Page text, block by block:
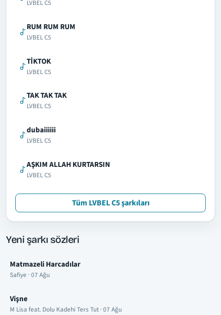
LVBEL C5
RUM RUM RUM
LVBEL C5
TİKTOK
LVBEL C5
TAK TAK TAK
LVBEL C5
dubaiiiiii
LVBEL C5
AŞKIM ALLAH KURTARSIN
LVBEL C5
Tüm LVBEL C5 şarkıları
Yeni şarkı sözleri
Matmazeli Harcadılar
Safiye · 07 Ağu
Vişne
M Lisa feat. Dolu Kadehi Ters Tut · 07 Ağu